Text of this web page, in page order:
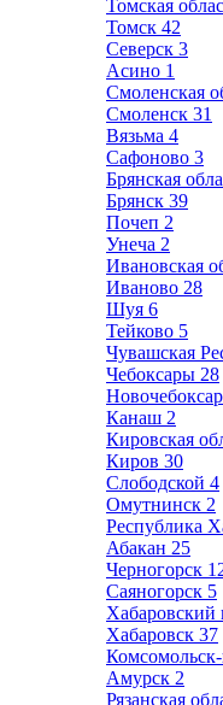
Томская
Томск 42
Северск 3
Асино 1
Смоленская
Смоленск 31
Вязьма 4
Сафоново 3
Брянская
Брянск 39
Почеп 2
Унеча 2
Ивановская
Иваново 28
Шуя 6
Тейково 5
Чувашская
Чебоксары 28
Канаш 2
Кировская
Киров 30
Слободской 4
Омутнинск 2
Республика
Абакан 25
Черногорск
Саяногорск 5
Хабаровский
Хабаровск 37
Амурск 2
Рязанская